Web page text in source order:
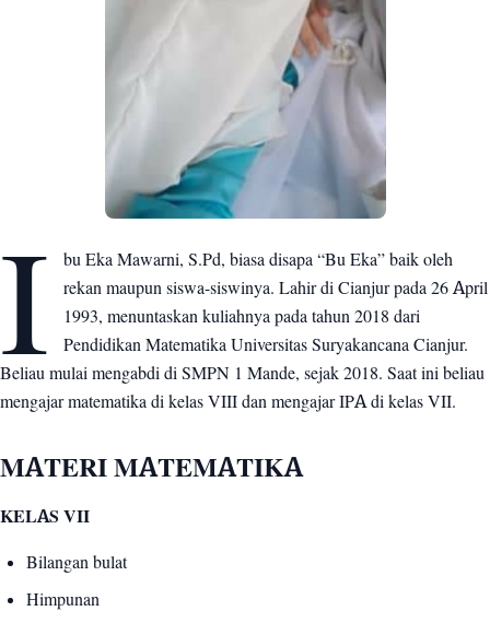
I
bu Eka Mawarni, S.Pd, biasa disapa “Bu Eka” baik oleh
rekan maupun siswa-siswinya. Lahir di Cianjur pada 26 April
1993, menuntaskan kuliahnya pada tahun 2018 dari
Pendidikan Matematika Universitas Suryakancana Cianjur.
Beliau mulai mengabdi di SMPN 1 Mande, sejak 2018. Saat ini beliau
mengajar matematika di kelas VIII dan mengajar IPA di kelas VII.
MATERI MATEMATIKA
KELAS VII
Bilangan bulat
Himpunan